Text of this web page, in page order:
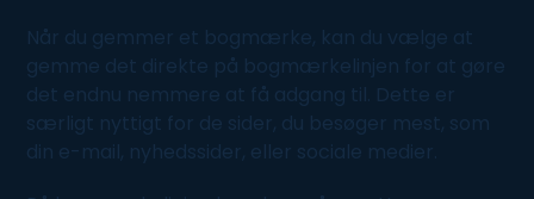
Når du gemmer et bogmærke, kan du vælge at
gemme det direkte på bogmærkelinjen for at gøre
det endnu nemmere at få adgang til. Dette er
særligt nyttigt for de sider, du besøger mest, som
din e-mail, nyhedssider, eller sociale medier.